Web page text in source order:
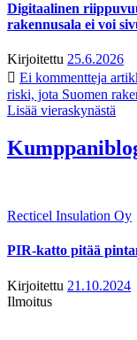
Digitaalinen
rakennusala ei voi
Kirjoitettu 25.6.2026
Ei kommentteja
riski, jota Suomen
Lisää vieraskynästä
Recticel Insulation Oy
PIR-katto pitää
Kirjoitettu 21.10.2024
Ilmoitus